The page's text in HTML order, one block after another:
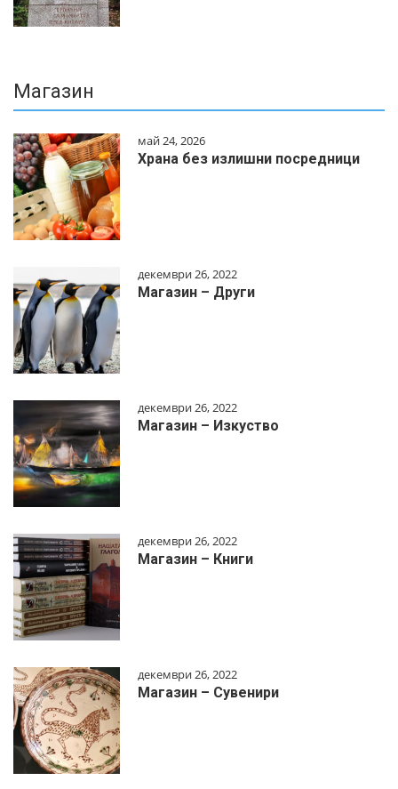
Магазин
май 24, 2026
Храна без излишни посредници
декември 26, 2022
Магазин – Други
декември 26, 2022
Магазин – Изкуство
декември 26, 2022
Магазин – Книги
декември 26, 2022
Магазин – Сувенири